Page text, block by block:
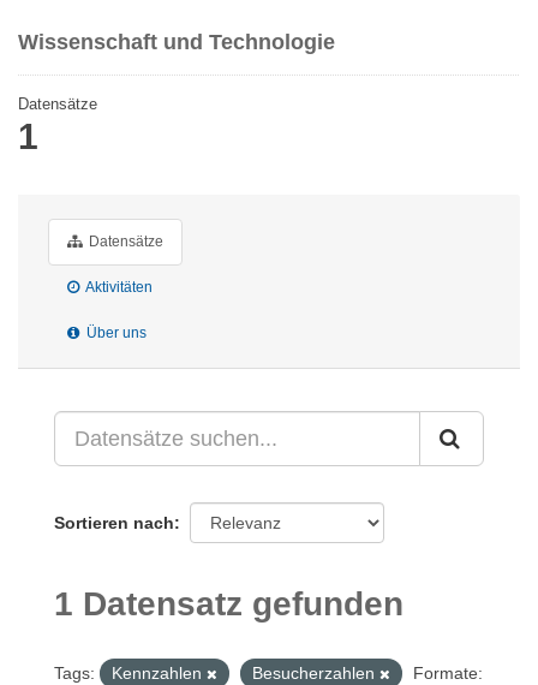
Wissenschaft und Technologie
Datensätze
1
Datensätze
Aktivitäten
Über uns
Sortieren nach
1 Datensatz gefunden
Tags: Kennzahlen Besucherzahlen
Formate: